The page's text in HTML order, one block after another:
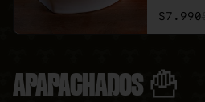
$7.990
APAPACHADOS 🍟